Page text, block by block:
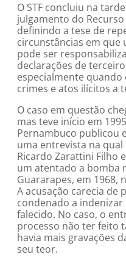
O STF concluiu na
julgamento do
definindo a tese de
circunstâncias em que
pode ser
declarações de
especialmente
crimes e atos ilícitos a
O caso em questão
mas teve início em
Pernambuco publicou
uma entrevista na
Ricardo Zarattini Filho
um atentado a bomba
Guararapes, em 1968,
A acusação carecia de
condenado a
falecido. No caso, o
processo não ter feito
havia mais gravações
seu teor.